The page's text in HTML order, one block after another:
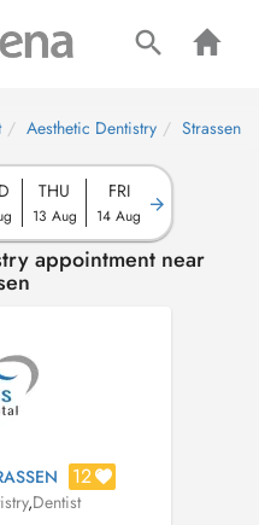
Aesthetic Dentistry Strassen
THU
13 Aug
FRI
14 Aug
appointment near
12
,Dentist